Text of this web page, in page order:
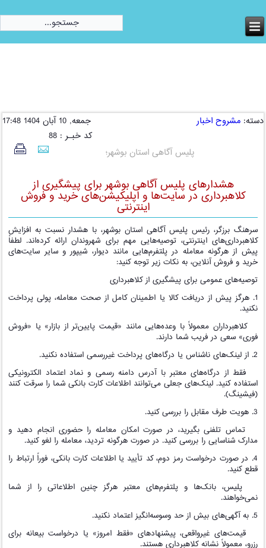
دسته:مشروح اخبار
جمعه, 10 آبان 1404 17:48
کد خبـر : 88
پلیس آگاهی استان بوشهر؛
هشدارهای پلیس آگاهی بوشهر برای پیشگیری از
کلاهبرداری در سایت‌ها و اپلیکیشن‌های خرید و فروش
اینترنتی
سرهنگ برزگر، رئیس پلیس آگاهی استان بوشهر، با هشدار نسبت به افزایش
کلاهبرداری‌های اینترنتی، توصیه‌هایی مهم برای شهروندان ارائه کرده‌اند. لطفاً
پیش از هرگونه معامله در پلتفرم‌هایی مانند دیوار، شیپور و سایر سایت‌های
خرید و فروش آنلاین، به نکات زیر توجه کنید:
توصیه‌های عمومی برای پیشگیری از کلاهبرداری
1. هرگز پیش از دریافت کالا یا اطمینان کامل از صحت معامله، پولی پرداخت
نکنید.
کلاهبرداران معمولاً با وعده‌هایی مانند «قیمت پایین‌تر از بازار» یا «فروش
فوری» سعی در فریب شما دارند.
2. از لینک‌های ناشناس یا درگاه‌های پرداخت غیررسمی استفاده نکنید.
فقط از درگاه‌های معتبر با آدرس دامنه رسمی و نماد اعتماد الکترونیکی
استفاده کنید. لینک‌های جعلی می‌توانند اطلاعات کارت بانکی شما را سرقت کنند
(فیشینگ).
3. هویت طرف مقابل را بررسی کنید.
تماس تلفنی بگیرید، در صورت امکان معامله را حضوری انجام دهید و
مدارک شناسایی را بررسی کنید. در صورت هرگونه تردید، معامله را لغو کنید.
4. در صورت درخواست رمز دوم، کد تأیید یا اطلاعات کارت بانکی، فوراً ارتباط را
قطع کنید.
پلیس، بانک‌ها و پلتفرم‌های معتبر هرگز چنین اطلاعاتی را از شما
نمی‌خواهند.
5. به آگهی‌های بیش از حد وسوسه‌انگیز اعتماد نکنید.
قیمت‌های غیرواقعی، پیشنهادهای «فقط امروز» یا درخواست بیعانه برای
رزرو، معمولاً نشانه کلاهبرداری هستند.